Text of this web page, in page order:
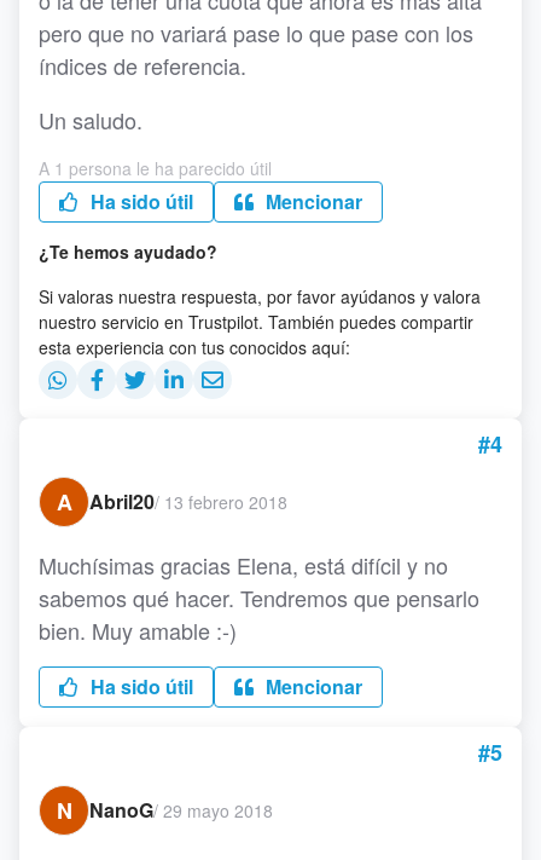
pero que no variará pase lo que pase con los
índices de referencia.
Un saludo.
A 1 persona le ha parecido útil
Ha sido útil Mencionar
¿Te hemos ayudado?
Si valoras nuestra respuesta, por favor ayúdanos y valora
nuestro servicio en Trustpilot. También puedes compartir
esta experiencia con tus conocidos aquí:
#4
A
Abril20/ 13 febrero 2018
Muchísimas gracias Elena, está difícil y no
sabemos qué hacer. Tendremos que pensarlo
bien. Muy amable :-)
Ha sido útil Mencionar
#5
N
NanoG/ 29 mayo 2018